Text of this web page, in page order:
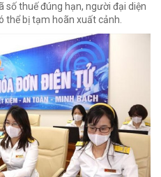
số thuế đúng hạn, người đại diện
thể bị tạm hoãn xuất cảnh.